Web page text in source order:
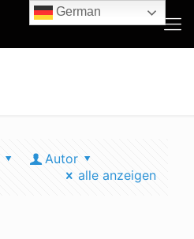
Autor
alle anzeigen
German